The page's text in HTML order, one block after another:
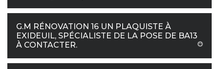
G.M RÉNOVATION 16 UN PLAQUISTE À
EXIDEUIL, SPÉCIALISTE DE LA POSE DE BA13
À CONTACTER.